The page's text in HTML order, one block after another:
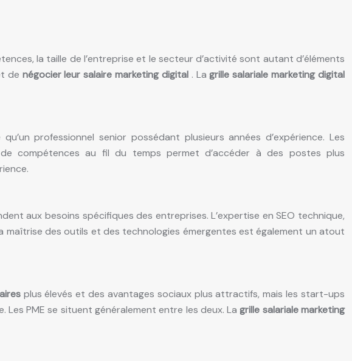
la taille de l’entreprise et le secteur d’activité sont autant d’éléments
de négocier leur salaire marketing digital . Lagrille salariale marketing digital
professionnel senior possédant plusieurs années d’expérience. Les
compétences au fil du temps permet d’accéder à des postes plus
aux besoins spécifiques des entreprises. L’expertise en SEO technique,
maîtrise des outils et des technologies émergentes est également un atout
plus élevés et des avantages sociaux plus attractifs, mais les start-ups
PME se situent généralement entre les deux. Lagrille salariale marketing